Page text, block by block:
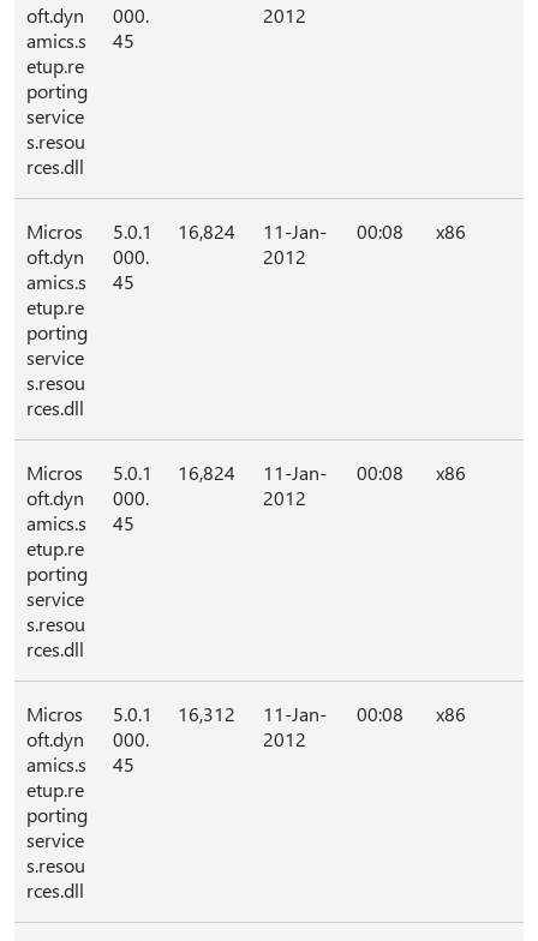
oft.dyn
amics.s
etup.re
porting
service
s.resou
rces.dll
000.
45
2012
Micros
oft.dyn
amics.s
etup.re
porting
service
s.resou
rces.dll
5.0.1
000.
45
16,824
11-Jan-
2012
00:08 x86
Micros
oft.dyn
amics.s
etup.re
porting
service
s.resou
rces.dll
5.0.1
000.
45
16,824
11-Jan-
2012
00:08 x86
Micros
oft.dyn
amics.s
etup.re
porting
service
s.resou
rces.dll
5.0.1
000.
45
16,312
11-Jan-
2012
00:08 x86